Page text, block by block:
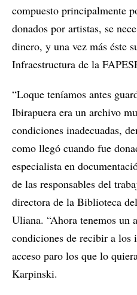
compuesto principalmente
donados por artistas, se
dinero, y una vez más éste
Infraestructura de la
“Loque teníamos antes
Ibirapuera era un archivo
condiciones inadecuadas,
como llegó cuando fue
especialista en
de las responsables del
directora de la Biblioteca
Uliana. “Ahora tenemos un
condiciones de recibir a los
acceso paro los que lo
Karpinski.